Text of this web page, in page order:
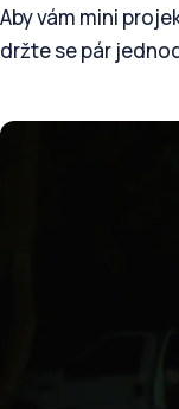
Aby vám mini
držte se pár